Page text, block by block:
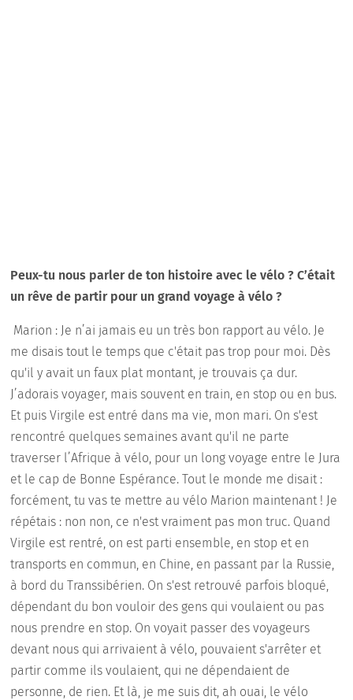
Peux-tu nous parler de ton histoire avec le vélo ? C’était
un rêve de partir pour un grand voyage à vélo ?
Marion : Je n’ai jamais eu un très bon rapport au vélo. Je
me disais tout le temps que c'était pas trop pour moi. Dès
qu'il y avait un faux plat montant, je trouvais ça dur.
J’adorais voyager, mais souvent en train, en stop ou en bus.
Et puis Virgile est entré dans ma vie, mon mari. On s'est
rencontré quelques semaines avant qu'il ne parte
traverser l’Afrique à vélo, pour un long voyage entre le Jura
et le cap de Bonne Espérance. Tout le monde me disait :
forcément, tu vas te mettre au vélo Marion maintenant ! Je
répétais : non non, ce n'est vraiment pas mon truc. Quand
Virgile est rentré, on est parti ensemble, en stop et en
transports en commun, en Chine, en passant par la Russie,
à bord du Transsibérien. On s'est retrouvé parfois bloqué,
dépendant du bon vouloir des gens qui voulaient ou pas
nous prendre en stop. On voyait passer des voyageurs
devant nous qui arrivaient à vélo, pouvaient s'arrêter et
partir comme ils voulaient, qui ne dépendaient de
personne, de rien. Et là, je me suis dit, ah ouai, le vélo